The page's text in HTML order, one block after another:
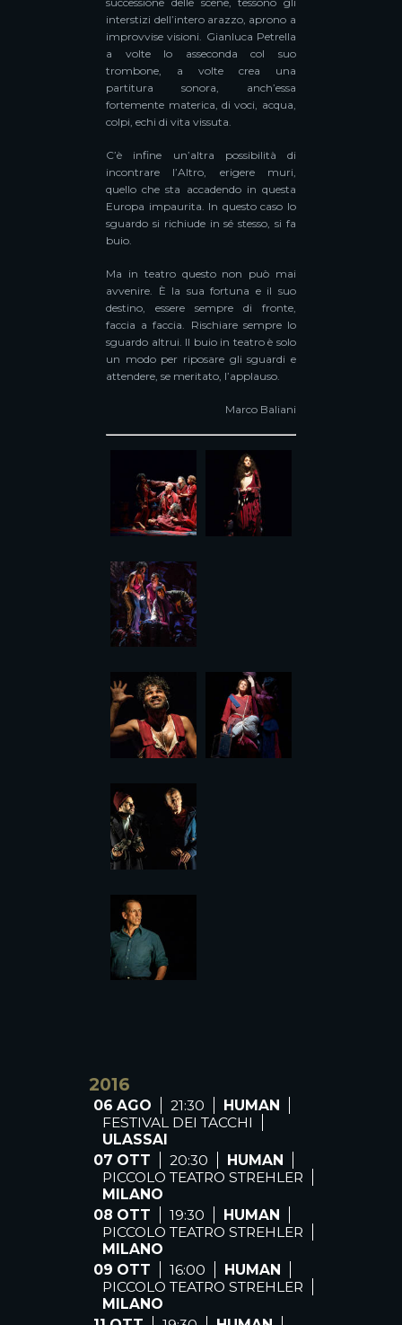
interstizi dell’intero arazzo, aprono a
improvvise visioni. Gianluca Petrella
a volte lo asseconda col suo
trombone, a volte crea una
partitura sonora, anch’essa
fortemente materica, di voci, acqua,
colpi, echi di vita vissuta.
C’è infine un’altra possibilità di
incontrare l’Altro, erigere muri,
quello che sta accadendo in questa
Europa impaurita. In questo caso lo
sguardo si richiude in sé stesso, si fa
buio.
Ma in teatro questo non può mai
avvenire. È la sua fortuna e il suo
destino, essere sempre di fronte,
faccia a faccia. Rischiare sempre lo
sguardo altrui. Il buio in teatro è solo
un modo per riposare gli sguardi e
attendere, se meritato, l’applauso.
Marco Baliani
2016
06 AGO 21:30
HUMAN
FESTIVAL DEI TACCHI
ULASSAI
07 OTT
20:30
HUMAN
PICCOLO TEATRO STREHLER
MILANO
08 OTT
19:30
HUMAN
PICCOLO TEATRO STREHLER
MILANO
09 OTT
16:00
HUMAN
PICCOLO TEATRO STREHLER
MILANO